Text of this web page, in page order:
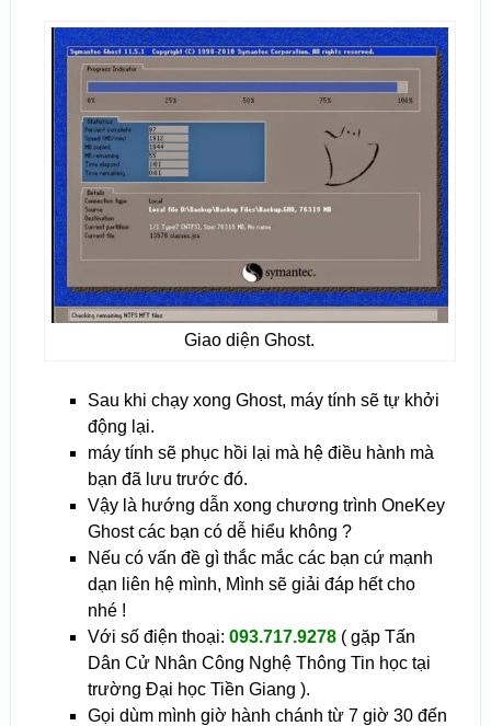
Giao diện Ghost.
Sau khi chạy xong Ghost, máy tính sẽ tự khởi
động lại.
máy tính sẽ phục hồi lại mà hệ điều hành mà
bạn đã lưu trước đó.
Vậy là hướng dẫn xong chương trình OneKey
Ghost các bạn có dễ hiểu không ?
Nếu có vấn đề gì thắc mắc các bạn cứ mạnh
dạn liên hệ mình, Mình sẽ giải đáp hết cho
nhé !
Với số điện thoại: 093.717.9278( gặp Tấn
Dân Cử Nhân Công Nghệ Thông Tin học tại
trường Đại học Tiền Giang ).
Gọi dùm mình giờ hành chánh từ 7 giờ 30 đến